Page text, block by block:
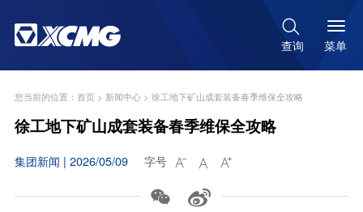

查询 菜单
您当前的位置： 首页 > 新闻中心> 徐工地下矿山成套装备春季维保全攻略
徐工地下矿山成套装备春季维保全攻略
集团新闻 | 2026/05/09 字号   
 